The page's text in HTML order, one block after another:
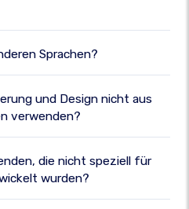
Sprachen?
und Design nicht aus
verwenden?
die nicht speziell für
wurden?